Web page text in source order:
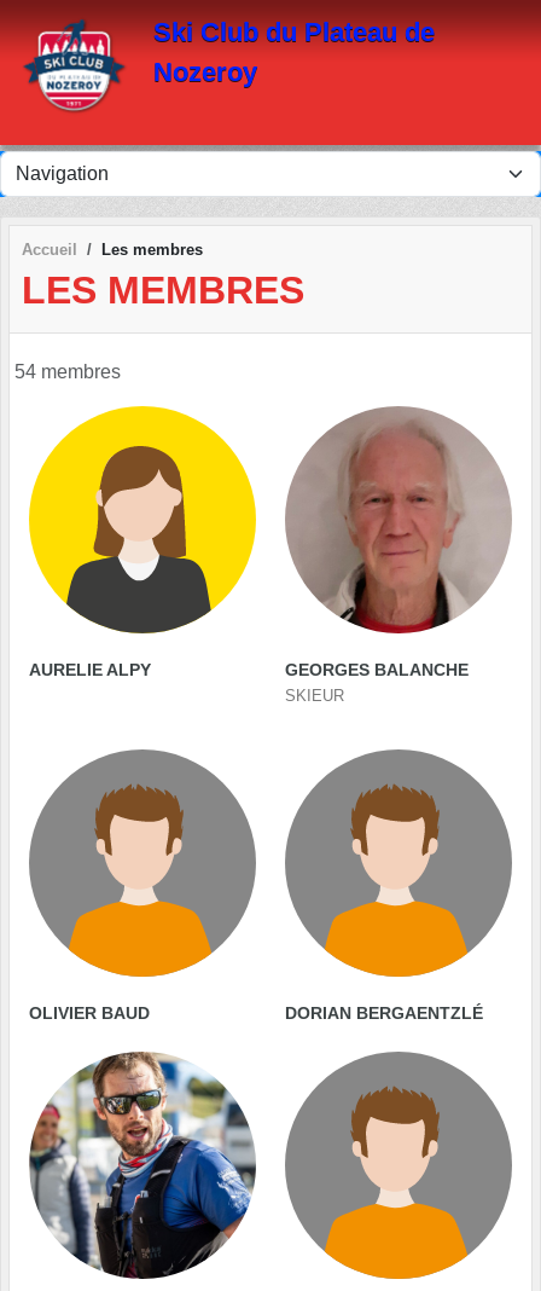
Ski Club du Plateau de
Nozeroy
Accueil Les membres
LES MEMBRES
54 membres
AURELIE ALPY GEORGES BALANCHE
SKIEUR
OLIVIER BAUD DORIAN BERGAENTZLÉ